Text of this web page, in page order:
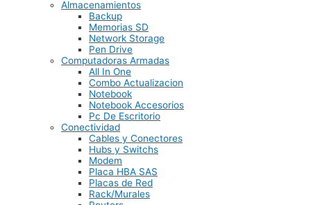
Almacenamientos
Backup
Memorias SD
Network Storage
Pen Drive
Computadoras Armadas
All In One
Combo Actualizacion
Notebook
Notebook Accesorios
Pc De Escritorio
Conectividad
Cables y Conectores
Hubs y Switchs
Modem
Placa HBA SAS
Placas de Red
Rack/Murales